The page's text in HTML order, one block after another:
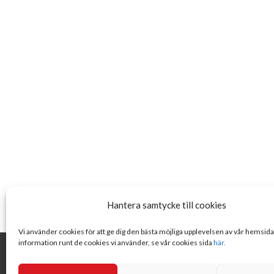
Hantera samtycke till cookies
Vi använder cookies för att ge dig den bästa möjliga upplevelsen av vår
information runt de cookies vi använder, se vår cookies sida här.